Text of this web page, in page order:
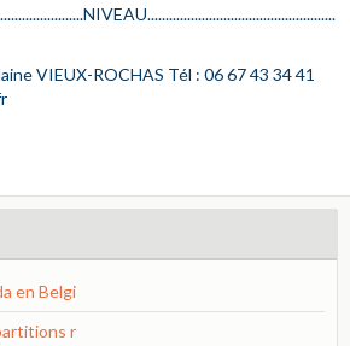
VIEUX-ROCHAS Tél : 06 67 43 34 41
en Belgi
r